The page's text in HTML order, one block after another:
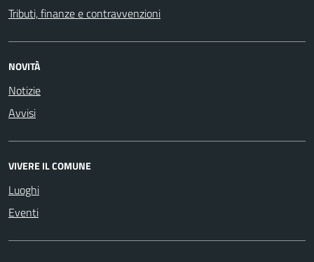
Tributi, finanze e contravvenzioni
NOVITÀ
Notizie
Avvisi
VIVERE IL COMUNE
Luoghi
Eventi